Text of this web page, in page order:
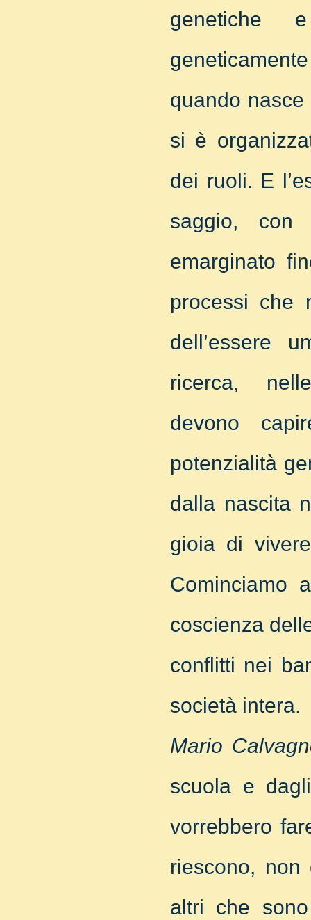
genetiche
quando
si è
dei ruoli. E
saggio, con
emarginato
processi che
dell’essere
ricerca,
devono
potenzialità
dalla nascita
gioia di
Cominciamo
coscienza
conflitti nei
società intera.
Mario
scuola e
vorrebbero
riescono,
altri che